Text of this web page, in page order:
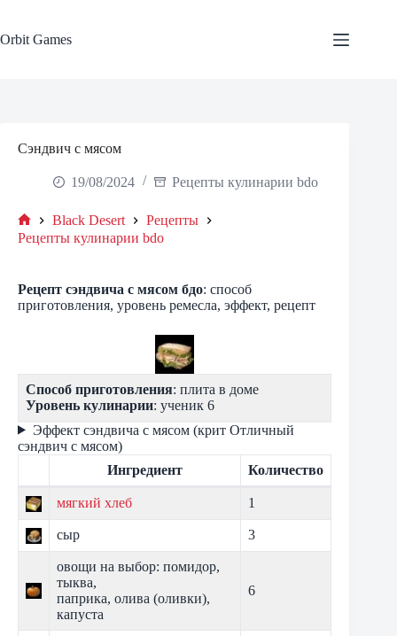
content
Orbit Games
Сэндвич с мясом
19/08/2024 Рецепты кулинарии bdo
Home
Black Desert
Рецепты
Рецепты кулинарии bdo
Рецепт сэндвича с мясом бдо: способ
приготовления, уровень ремесла, эффект, рецепт
Способ приготовления: плита в доме
Уровень кулинарии: ученик 6
Эффект сэндвича с мясом (крит Отличный
сэндвич с мясом)
Ингредиент
Количество
мягкий хлеб 1
сыр 3
овощи на выбор: помидор,
тыква,
паприка, олива (оливки),
капуста
6